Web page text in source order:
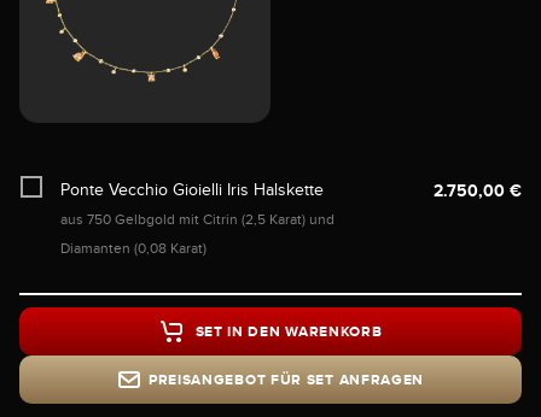
Ponte Vecchio Gioielli Iris Halskette
aus 750 Gelbgold mit Citrin (2,5 Karat) und
Diamanten (0,08 Karat)
2.750,00 €
PREISANGEBOT FÜR SET ANFRAGEN
SET IN DEN WARENKORB